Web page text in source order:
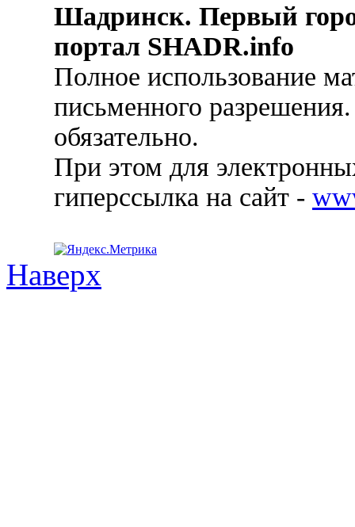
Шадринск. Первый
портал SHADR.info
Полное использование
письменного
обязательно.
При этом для
гиперссылка на сайт -
Наверх